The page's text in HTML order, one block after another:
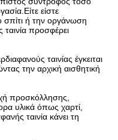
είστε
σπίτι ή την οργάνωση
προσφέρει
ταινίας έγκειται
την αρχική αισθητική
προσκόλλησης,
υλικά όπως χαρτί,
ταινία κάνει τη